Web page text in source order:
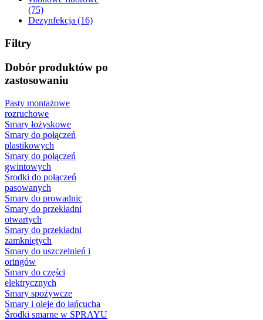
(75)
Dezynfekcja (16)
Filtry
Dobór produktów po
zastosowaniu
Pasty montażowe
rozruchowe
Smary łożyskowe
Smary do połączeń
plastikowych
Smary do połączeń
gwintowych
Środki do połączeń
pasowanych
Smary do prowadnic
Smary do przekładni
otwartych
Smary do przekładni
zamkniętych
Smary do uszczelnień i
oringów
Smary do części
elektrycznych
Smary spożywcze
Smary i oleje do łańcucha
Środki smarne w SPRAYU